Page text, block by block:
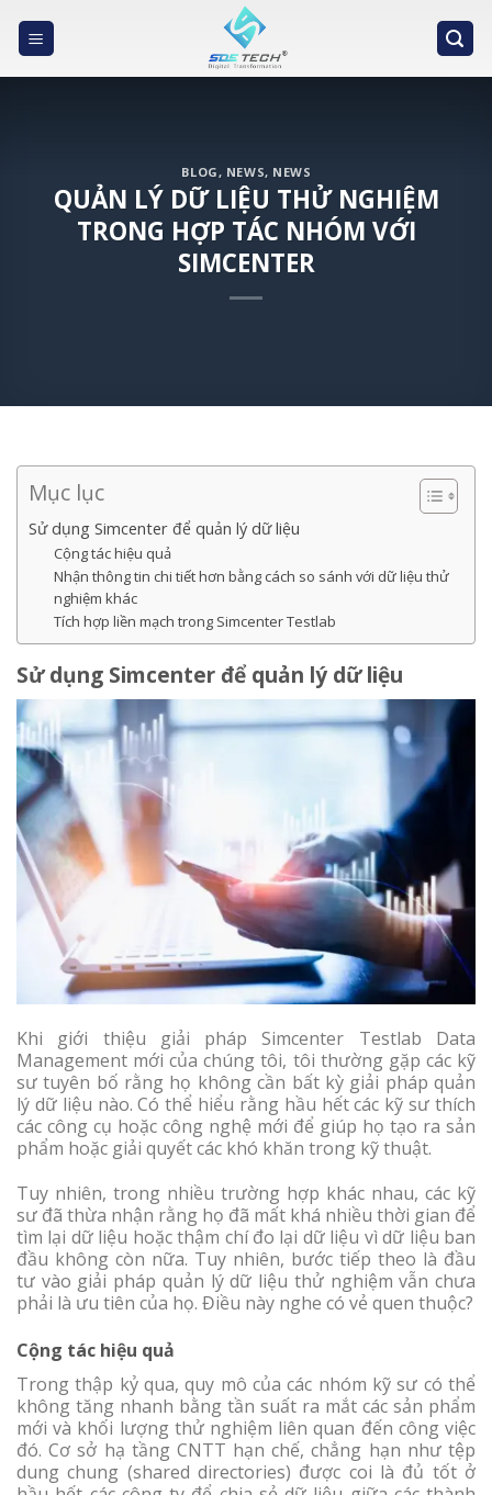
BLOG, NEWS, NEWS
QUẢN LÝ DỮ LIỆU THỬ NGHIỆM
TRONG HỢP TÁC NHÓM VỚI
SIMCENTER
Mục lục
Sử dụng Simcenter để quản lý dữ liệu
Cộng tác hiệu quả
Nhận thông tin chi tiết hơn bằng cách so sánh với dữ liệu thử
nghiệm khác
Tích hợp liền mạch trong Simcenter Testlab
Sử dụng Simcenter để quản lý dữ liệu
Khi giới thiệu giải pháp Simcenter Testlab Data
Management mới của chúng tôi, tôi thường gặp các kỹ
sư tuyên bố rằng họ không cần bất kỳ giải pháp quản
lý dữ liệu nào. Có thể hiểu rằng hầu hết các kỹ sư thích
các công cụ hoặc công nghệ mới để giúp họ tạo ra sản
phẩm hoặc giải quyết các khó khăn trong kỹ thuật.
Tuy nhiên, trong nhiều trường hợp khác nhau, các kỹ
sư đã thừa nhận rằng họ đã mất khá nhiều thời gian để
tìm lại dữ liệu hoặc thậm chí đo lại dữ liệu vì dữ liệu ban
đầu không còn nữa. Tuy nhiên, bước tiếp theo là đầu
tư vào giải pháp quản lý dữ liệu thử nghiệm vẫn chưa
phải là ưu tiên của họ. Điều này nghe có vẻ quen thuộc?
Cộng tác hiệu quả
Trong thập kỷ qua, quy mô của các nhóm kỹ sư có thể
không tăng nhanh bằng tần suất ra mắt các sản phẩm
mới và khối lượng thử nghiệm liên quan đến công việc
đó. Cơ sở hạ tầng CNTT hạn chế, chẳng hạn như tệp
dung chung (shared directories) được coi là đủ tốt ở